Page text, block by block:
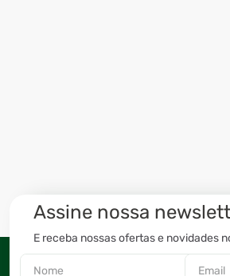
Assine nossa
E receba nossas ofertas e novidades